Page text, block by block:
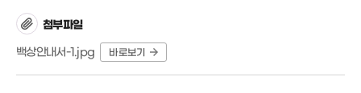
첨부파일
백상안내서-1.jpg
바로보기